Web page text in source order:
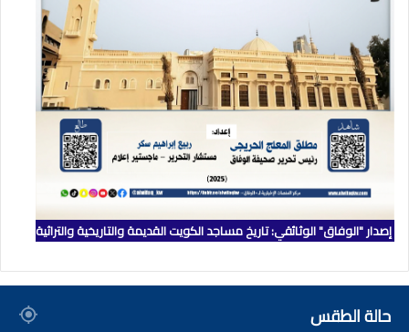
إصدار "الوفاق" الوثائقي: تاريخ مساجد الكويت القديمة والتاريخية والتراثية
حالة الطقس